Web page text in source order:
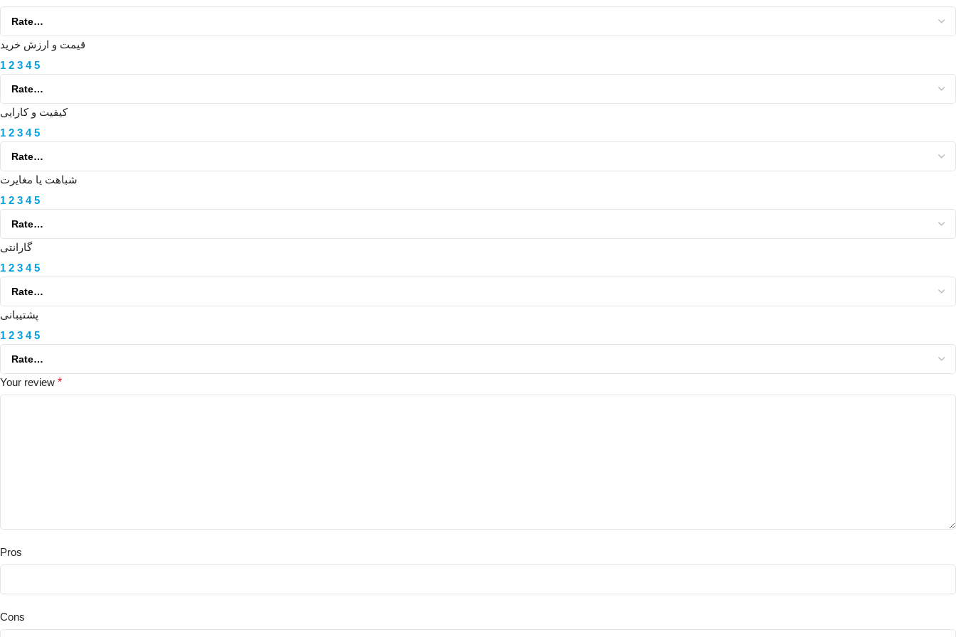
قیمت و ارزش خرید
1 2 3 4 5
کیفیت و کارایی
1 2 3 4 5
شباهت یا مغایرت
1 2 3 4 5
گارانتی
1 2 3 4 5
پشتیبانی
1 2 3 4 5
Your review *
Pros
Cons